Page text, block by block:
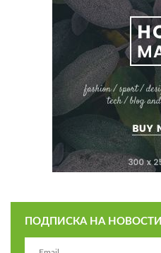
ПОДПИСКА НА НОВОСТИ